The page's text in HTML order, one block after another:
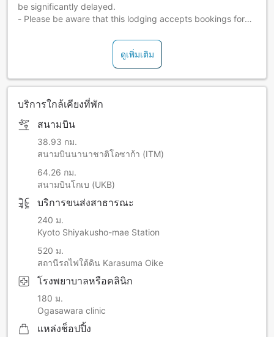
be significantly delayed.
- Please be aware that this lodging accepts bookings for
For guests with food allergies or foods/ingredients they
cannot eat, please be sure to contact the facility at least 72
hours (3 days) before check-in. Please note that requests
your understanding.
Please note that this hotel regrettably does not permit
children who are elementary school age or under.
Starting times for dinner is available for between 18:00 and
will be later than 19:00. Please carefully note that dinner
will not be provided for guests arriving at a late time, and
that refunds cannot be offered in such cases. We
appreciate your kind understanding and cooperation on
this matter.
ดูเพิ่มเติม
บริการใกล้เคียงที่พัก
สนามบิน
38.93 กม.
สนามบินนานาชาติโอซาก้า (ITM)
64.26 กม.
สนามบินโกเบ (UKB)
บริการขนส่งสาธารณะ
240 ม.
Kyoto Shiyakusho-mae Station
520 ม.
สถานีรถไฟใต้ดิน Karasuma Oike
โรงพยาบาลหรือคลินิก
180 ม.
Ogasawara clinic
แหล่งช็อปปิ้ง